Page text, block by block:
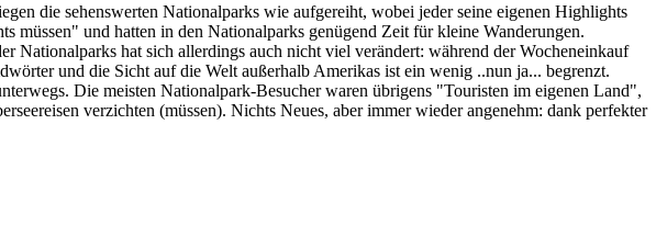
die sehenswerten Nationalparks wie aufgereiht, wobei jeder seine eigenen Highlights
müssen" und hatten in den Nationalparks genügend Zeit für kleine Wanderungen.
Nationalparks hat sich allerdings auch nicht viel verändert: während der Wocheneinkauf
und die Sicht auf die Welt außerhalb Amerikas ist ein wenig ..nun ja... begrenzt.
Die meisten Nationalpark-Besucher waren übrigens "Touristen im eigenen Land",
verzichten (müssen). Nichts Neues, aber immer wieder angenehm: dank perfekter